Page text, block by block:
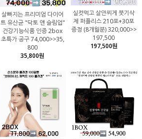
살빠지는 프리미엄 다이어
트 유산균 "닥토 앤 슬림업"
건강기능식품 인증 2box
초특가 공구 74,000>>35,
800
35,800원
실컷먹고 살안찌게 붓기삭
제 퍼플리스 210포+30포
증정 (8개월분) 320,000>>
197,500
197,500원